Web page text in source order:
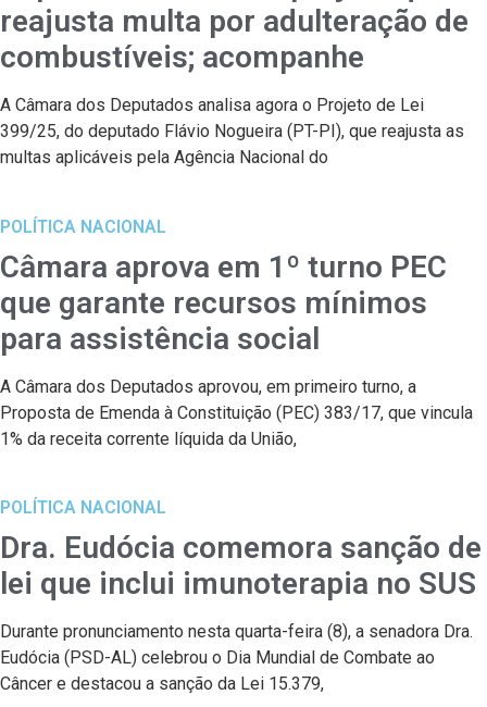
reajusta multa por adulteração de
combustíveis; acompanhe
A Câmara dos Deputados analisa agora o Projeto de Lei
399/25, do deputado Flávio Nogueira (PT-PI), que reajusta as
multas aplicáveis pela Agência Nacional do
POLÍTICA NACIONAL
Câmara aprova em 1º turno PEC
que garante recursos mínimos
para assistência social
A Câmara dos Deputados aprovou, em primeiro turno, a
Proposta de Emenda à Constituição (PEC) 383/17, que vincula
1% da receita corrente líquida da União,
POLÍTICA NACIONAL
Dra. Eudócia comemora sanção de
lei que inclui imunoterapia no SUS
Durante pronunciamento nesta quarta-feira (8), a senadora Dra.
Eudócia (PSD-AL) celebrou o Dia Mundial de Combate ao
Câncer e destacou a sanção da Lei 15.379,